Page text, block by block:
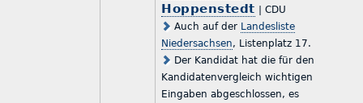
Hoppenstedt | CDU
Auch auf der Landesliste
Niedersachsen, Listenplatz 17.
Der Kandidat hat die für den
Kandidatenvergleich wichtigen
Eingaben abgeschlossen, es